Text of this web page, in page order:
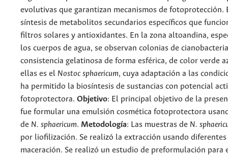
evolutivas que garantizan mecanismos de fotoprotección.
síntesis de metabolitos secundarios específicos que
filtros solares y antioxidantes. En la zona altoandina,
los cuerpos de agua, se observan colonias de
consistencia gelatinosa de forma esférica, de color verde
ellas es el Nostoc sphaericum, cuya adaptación a las
ha permitido la biosíntesis de sustancias con potencial
fotoprotectora. Objetivo: El principal objetivo de la
fue formular una emulsión cosmética fotoprotectora
de N. sphaericum. Metodología: Las muestras de N.
por liofilización. Se realizó la extracción usando
maceración. Se realizó un estudio de preformulación para